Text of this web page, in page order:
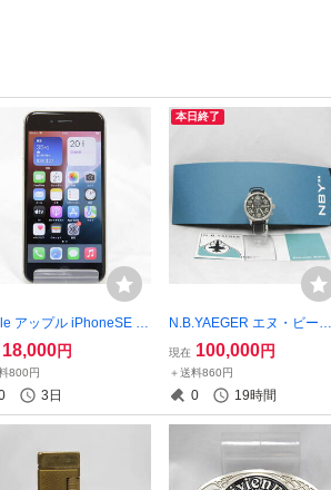
可証 ～第307791008776号～（東京都公安委員会）
アップル iPhoneSE 第
MMYD3J/A 64GB スタ
イト SE3 BT80％ 初期化
○ ホワイト スマ
状品 2606-N0062M(NT)
18,000円
800円
3日
本日終了
N.B.YAEGER エヌ・ビー・
イエガー CHARLIE チャー
ー 腕時計 クロノグラフ デイ
デイト 自動巻き NBY'' 現状
2511-K0301M(NT)
現在 100,000円
＋送料860円
0 19時間